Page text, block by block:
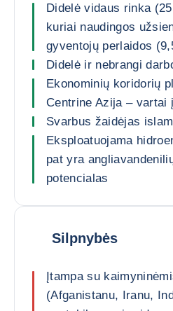
Didelė vidaus rinka
kuriai naudingos
gyventojų perlaidos
Didelė ir nebrangi
Ekonominių koridorių
Centrine Azija – vartai
Svarbus žaidėjas
Eksploatuojama
pat yra
potencialas
Silpnybės
Įtampa su
(Afganistanu, Iranu,